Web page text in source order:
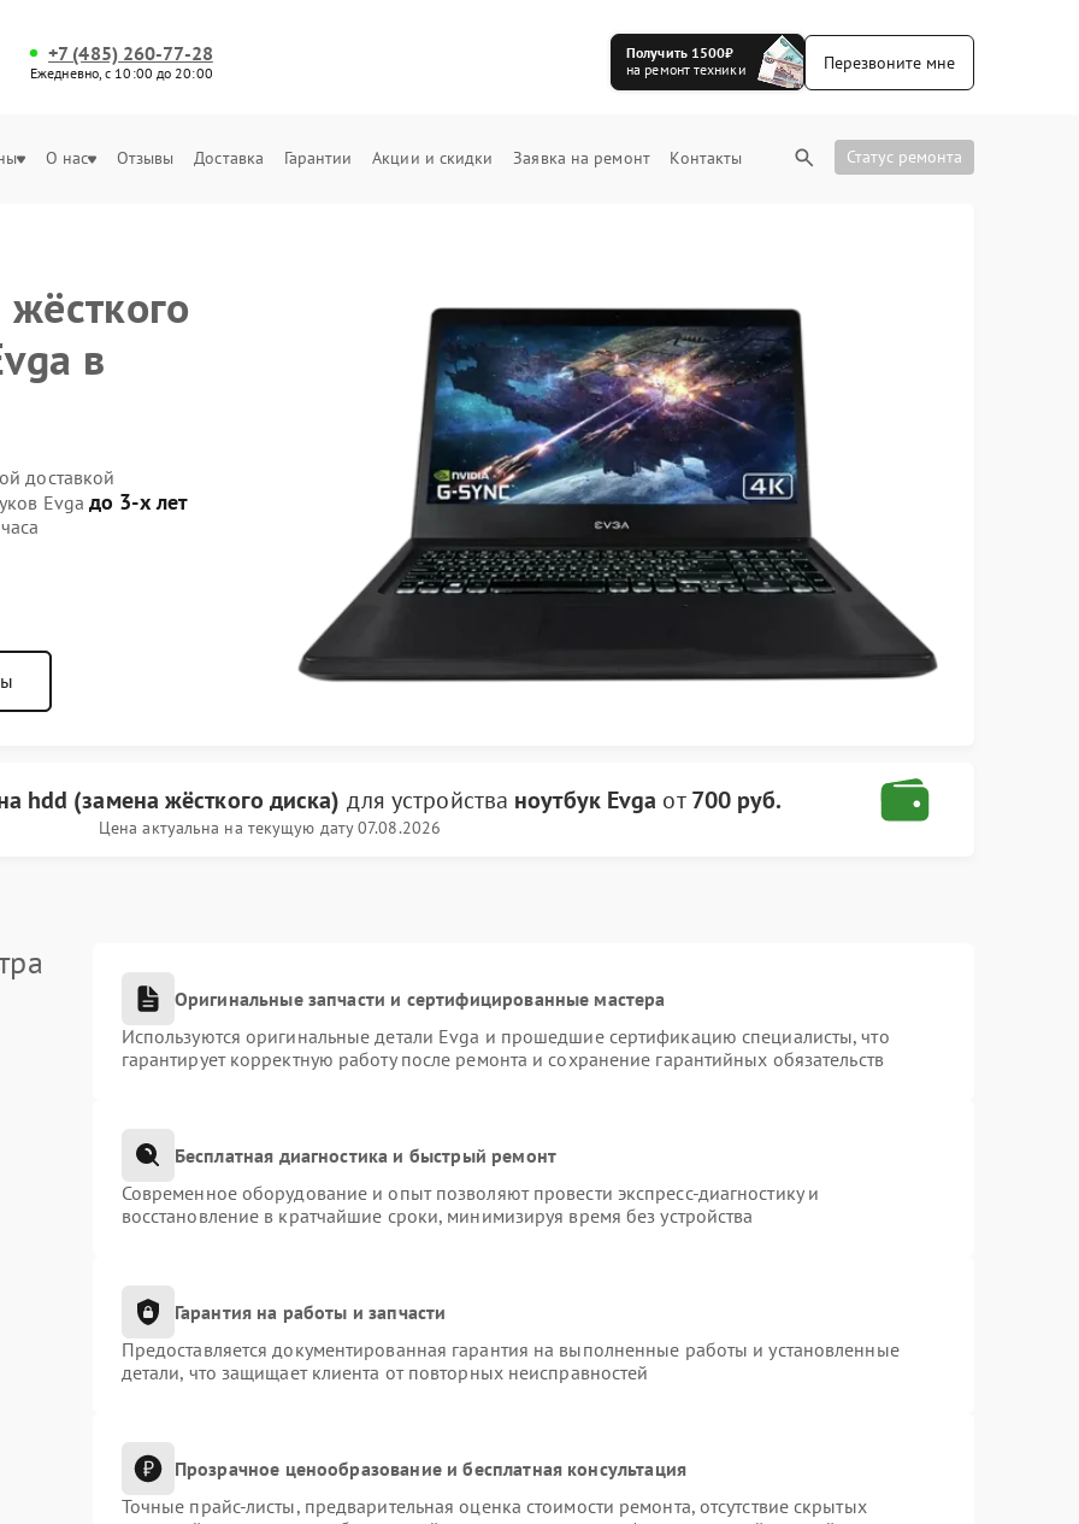
+7 (485) 260-77-28
Ежедневно, с 10:00 до 20:00
Получить 1500₽
на ремонт техники
Перезвоните мне
О нас Отзывы Доставка Гарантии Акции и скидки Заявка на ремонт Контакты Статус ремонта
в
доставкой
Evga до 3-х лет
hdd (замена жёсткого диска) для устройства ноутбук Evga от700 руб.
Цена актуальна на текущую дату 07.08.2026
Оригинальные запчасти и сертифицированные мастера
Используются оригинальные детали Evga и прошедшие сертификацию специалисты, что
гарантирует корректную работу после ремонта и сохранение гарантийных обязательств
Бесплатная диагностика и быстрый ремонт
Современное оборудование и опыт позволяют провести экспресс-диагностику и
восстановление в кратчайшие сроки, минимизируя время без устройства
Гарантия на работы и запчасти
Предоставляется документированная гарантия на выполненные работы и установленные
детали, что защищает клиента от повторных неисправностей
Прозрачное ценообразование и бесплатная консультация
Точные прайс-листы, предварительная оценка стоимости ремонта, отсутствие скрытых